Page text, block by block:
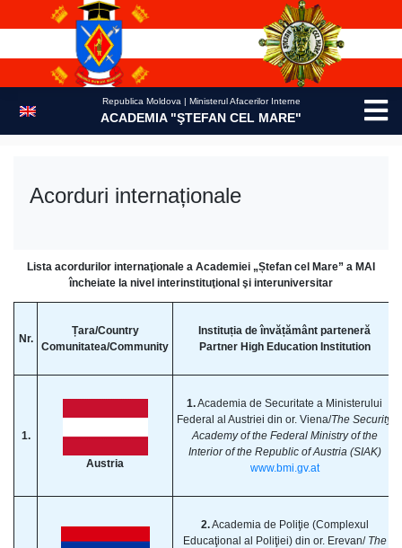
Republica Moldova | Ministerul Afacerilor Interne
ACADEMIA "ŞTEFAN CEL MARE"
Acorduri internaționale
Lista acordurilor internaţionale a Academiei „Ștefan cel Mare” a MAI
încheiate la nivel interinstituţional şi interuniversitar
Nr.
Țara/Country
Comunitatea/Community
Instituția de învățământ parteneră
Partner High Education Institution
1.
Austria
1.Academia de Securitate a Ministerului
Federal al Austriei din or. Viena/The Security
Academy of the Federal Ministry of the
Interior of the Republic of Austria (SIAK)
www.bmi.gv.at
2.Academia de Poliţie (Complexul
Educaţional al Poliţiei) din or. Erevan/ The